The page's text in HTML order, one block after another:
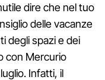
dire che nel tuo
delle vacanze
degli spazi e dei
con Mercurio
Infatti, il